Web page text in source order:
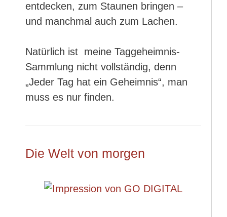
entdecken, zum Staunen bringen –
und manchmal auch zum Lachen.
Natürlich ist meine Taggeheimnis-
Sammlung nicht vollständig, denn
„Jeder Tag hat ein Geheimnis“, man
muss es nur finden.
Die Welt von morgen